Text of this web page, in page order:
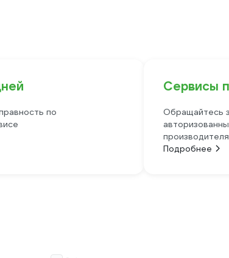
по
Сервисы
Обращайтесь
производителя
Подробнее